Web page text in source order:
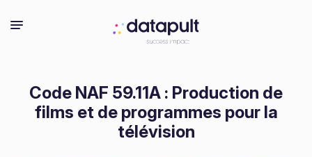
Code NAF 59.11A : Production de
films et de programmes pour la
télévision